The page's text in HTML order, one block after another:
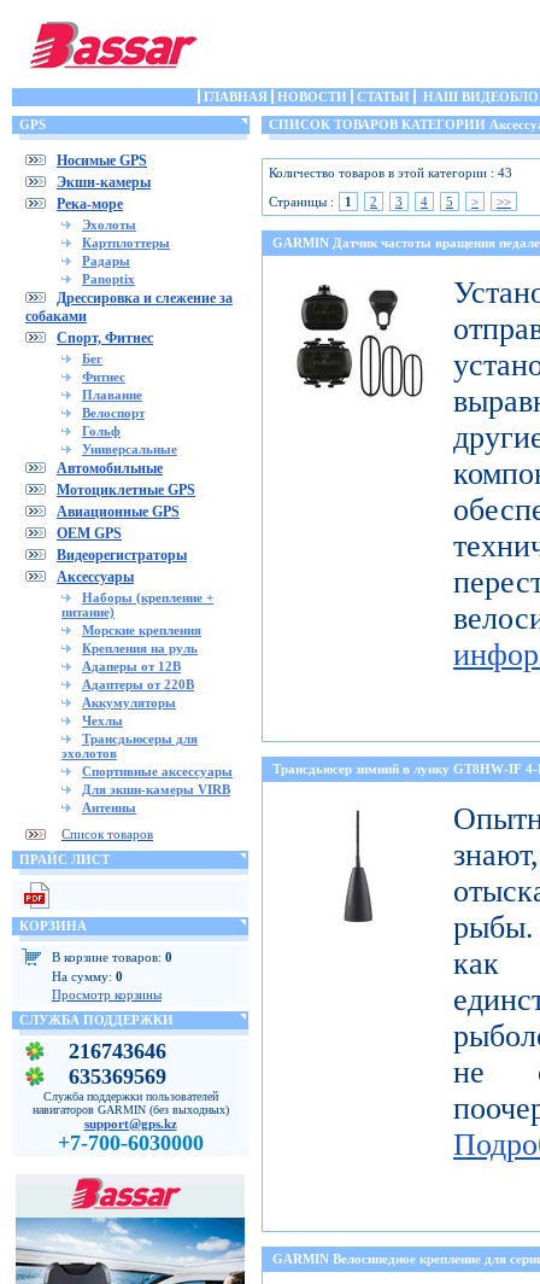
ГЛАВНАЯ НОВОСТИ СТАТЬИ
НАШ
GPS
Носимые GPS
Экшн-камеры
Река-море
Эхолоты
Картплоттеры
Радары
Panoptix
Дрессировка и слежение за
собаками
Спорт, Фитнес
Бег
Фитнес
Плавание
Велоспорт
Гольф
Универсальные
Автомобильные
Мотоциклетные GPS
Авиационные GPS
OEM GPS
Видеорегистраторы
Аксессуары
Наборы (крепление +
питание)
Морские крепления
Крепления на руль
Адаперы от 12В
Адаптеры от 220В
Аккумуляторы
Чехлы
Трансдьюсеры для
эхолотов
Спортивные аксессуары
Для экшн-камеры VIRB
Антенны
Список товаров
ПРАЙС ЛИСТ
КОРЗИНА
В корзине товаров: 0
На сумму: 0
Просмотр корзины
СЛУЖБА ПОДДЕРЖКИ
216743646
635369569
Служба поддержки пользователей
навигаторов GARMIN (без выходных)
support@gps.kz
+7-700-6030000
СПИСОК ТОВАРОВ КАТЕГОРИИ
Количество товаров в этой категории : 43
Страницы :
1 2 3 4 5 > >>
GARMIN Датчик частоты вращения
Трансдьюсер зимний в лунку GT8HW-IF
как
не
GARMIN Велосипедное крепление для